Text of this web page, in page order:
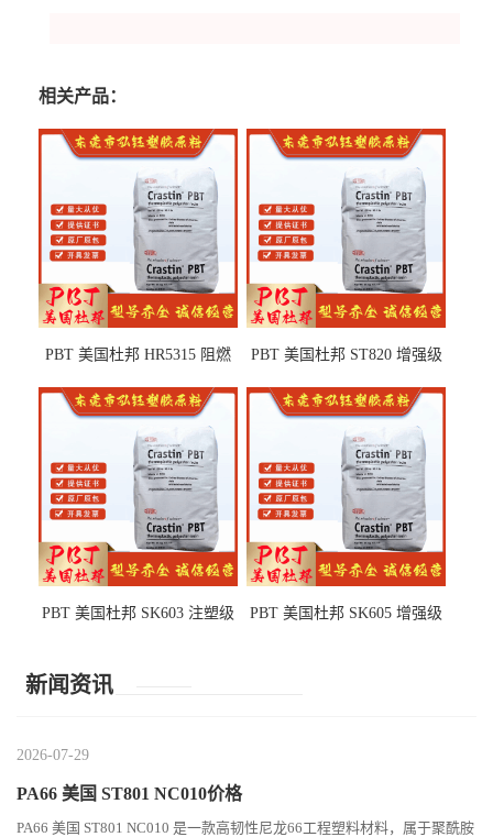
相关产品：
PBT 美国杜邦 HR5315 阻燃
部件
PBT 美国杜邦 ST820 增强级
PBT 美国杜邦 SK603 注塑级
PBT 美国杜邦 SK605 增强级
新闻资讯
2026-07-29
PA66 美国 ST801 NC010价格
PA66 美国 ST801 NC010 是一款高韧性尼龙66工程塑料材料，属于聚酰胺